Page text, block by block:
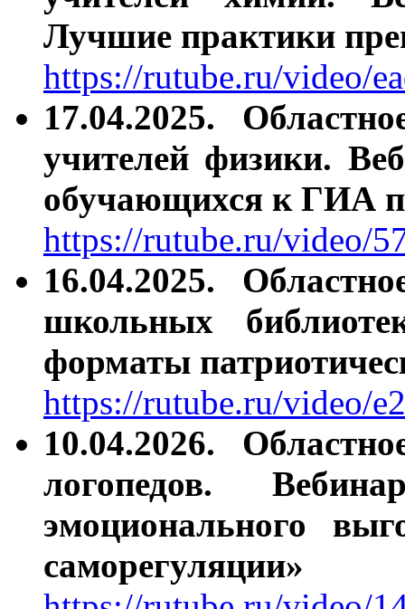
Лучшие практики
https://rutube.ru/video/
17.04.2025.
учителей физики.
обучающихся к ГИА
https://rutube.ru/video/
16.04.2025.
школьных
форматы
https://rutube.ru/video/
10.04.2026.
логопедов.
эмоционального
саморегуляции»